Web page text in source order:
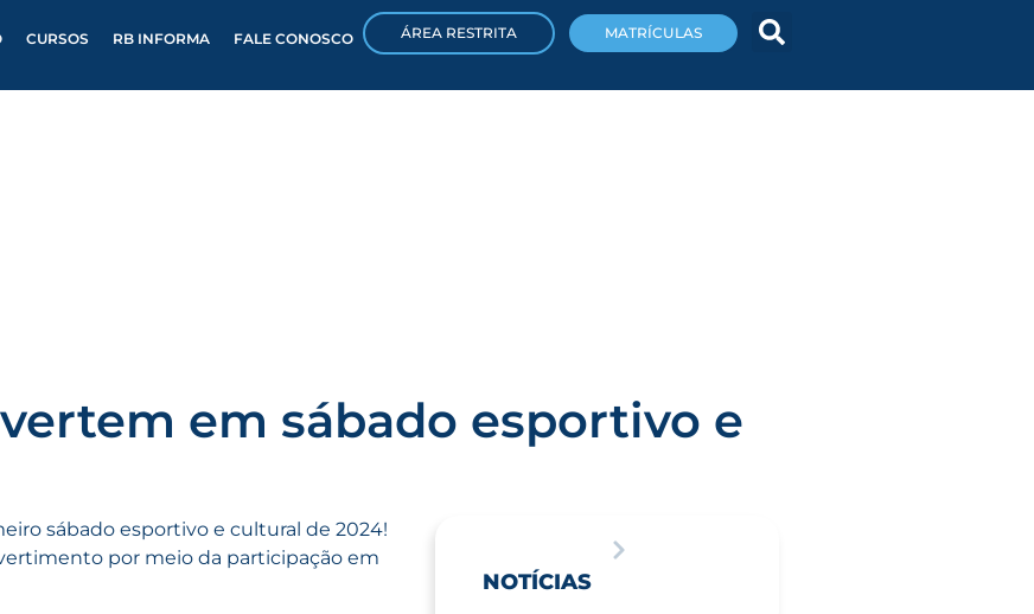
CURSOS RB INFORMA FALE CONOSCO ÁREA RESTRITA MATRÍCULAS
em sábado esportivo e
sábado esportivo e cultural de 2024!
por meio da participação em
NOTÍCIAS